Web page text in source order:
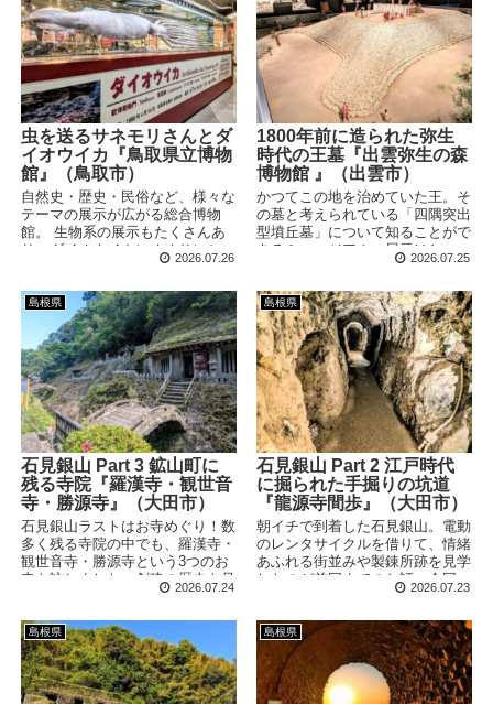
虫を送るサネモリさんとダ
イオウイカ『鳥取県立博物
館』（鳥取市）
自然史・歴史・民俗など、様々な
テーマの展示が広がる総合博物
館。 生物系の展示もたくさんあ
り、ダイオウイカにオオサンショ
ウウオも飛び出します。県同士の
さんがとっても気になります。
2026.07.26
1800年前に造られた弥生
時代の王墓『出雲弥生の森
博物館 』（出雲市）
かつてこの地を治めていた王。そ
の墓と考えられている「四隅突出
型墳丘墓」について知ることがで
きるミュージアム。展示はとっつ
きやすく、小規模ながらも見応え
ばせば、実物の墳墓を見ることも
できます。
2026.07.25
島根県
石見銀山 Part 3 鉱山町に
残る寺院『羅漢寺・観世音
寺・勝源寺』（大田市）
石見銀山ラストはお寺めぐり！数
多く残る寺院の中でも、羅漢寺・
観世音寺・勝源寺という3つのお
寺を訪ねました。創建の歴史を見
ると、鉱山町の営みが少しずつ見
2026.07.24
島根県
石見銀山 Part 2 江戸時代
に掘られた手掘りの坑道
『龍源寺間歩』（大田市）
朝イチで到着した石見銀山。電動
のレンタサイクルを借りて、情緒
あふれる街並みや製錬所跡を見学
したのが前回までのお話。今回
は、一番メインとなる「龍源寺間
時代に掘られた坑道の内部へと入
っていきます。
2026.07.23
島根県 島根県